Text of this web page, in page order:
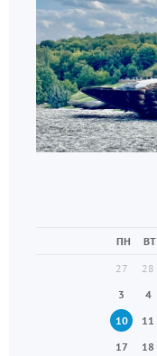
ПН ВТ
27
28
3
4
10
11
17
18